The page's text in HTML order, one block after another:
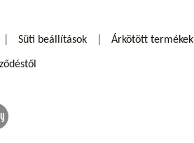
Süti beállítások Árkötött termékek